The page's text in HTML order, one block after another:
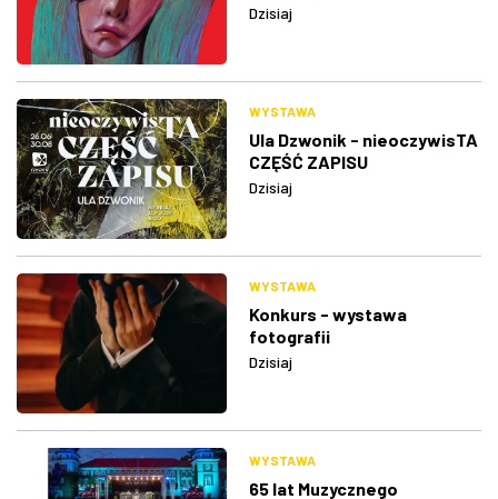
Dzisiaj
WYSTAWA
Ula Dzwonik - nieoczywisTA
CZĘŚĆ ZAPISU
Dzisiaj
WYSTAWA
Konkurs - wystawa
fotografii
Dzisiaj
WYSTAWA
65 lat Muzycznego